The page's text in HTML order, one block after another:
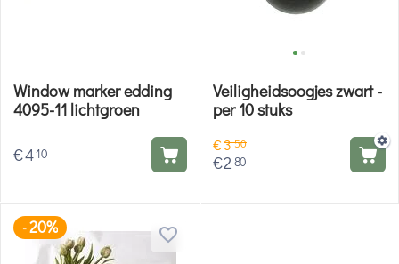
Window marker edding
4095-11 lichtgroen
€410
Veiligheidsoogjes zwart -
per 10 stuks
€350
€2 80
-20%